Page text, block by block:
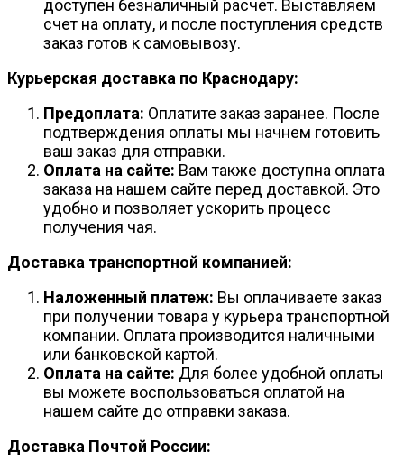
доступен безналичный расчет. Выставляем
счет на оплату, и после поступления средств
заказ готов к самовывозу.
Курьерская доставка по Краснодару:
Предоплата: Оплатите заказ заранее. После
подтверждения оплаты мы начнем готовить
ваш заказ для отправки.
Оплата на сайте: Вам также доступна оплата
заказа на нашем сайте перед доставкой. Это
удобно и позволяет ускорить процесс
получения чая.
Доставка транспортной компанией:
Наложенный платеж: Вы оплачиваете заказ
при получении товара у курьера транспортной
компании. Оплата производится наличными
или банковской картой.
Оплата на сайте: Для более удобной оплаты
вы можете воспользоваться оплатой на
нашем сайте до отправки заказа.
Доставка Почтой России: